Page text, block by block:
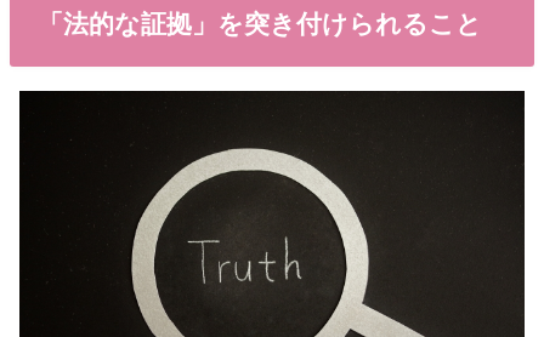
「法的な証拠」を突き付けられること